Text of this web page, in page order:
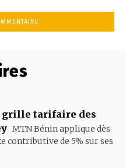
grille tarifaire des
MTN Bénin applique dès
contributive de 5% sur ses